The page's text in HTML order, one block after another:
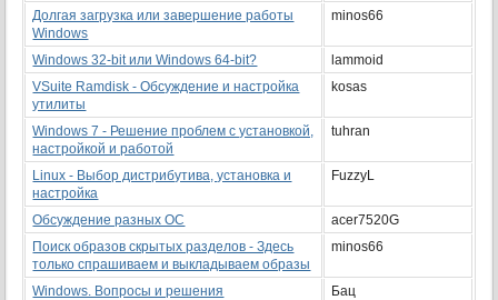
Долгая загрузка или завершение работы
Windows
minos66
Windows 32-bit или Windows 64-bit?
lammoid
VSuite Ramdisk - Обсуждение и настройка
утилиты
kosas
Windows 7 - Решение проблем с установкой,
настройкой и работой
tuhran
Linux - Выбор дистрибутива, установка и
настройка
FuzzyL
Обсуждение разных ОС
acer7520G
Поиск образов скрытых разделов - Здесь
только спрашиваем и выкладываем образы
minos66
Windows. Вопросы и решения
Бац